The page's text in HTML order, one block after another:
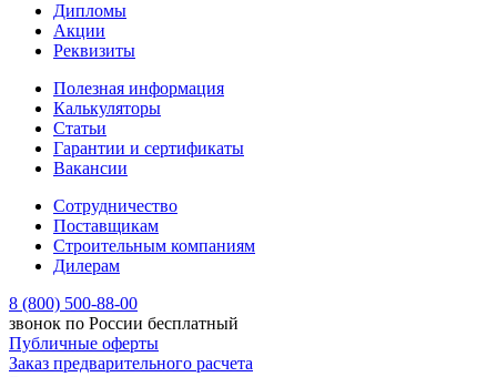
Дипломы
Акции
Реквизиты
Полезная информация
Калькуляторы
Статьи
Гарантии и сертификаты
Вакансии
Сотрудничество
Поставщикам
Строительным компаниям
Дилерам
8 (800) 500-88-00
звонок по России бесплатный
Публичные оферты
Заказ предварительного расчета